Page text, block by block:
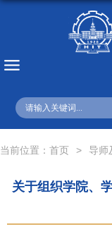
当前位置： 首页 > 导师
关于组织学院、